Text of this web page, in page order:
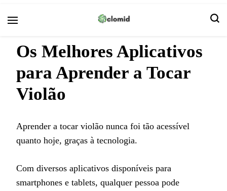
Os Melhores Aplicativos
para Aprender a Tocar
Violão
Aprender a tocar violão nunca foi tão acessível
quanto hoje, graças à tecnologia.
Com diversos aplicativos disponíveis para
smartphones e tablets, qualquer pessoa pode